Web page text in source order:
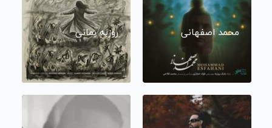
محمد اصفهانی روزبه بمانی